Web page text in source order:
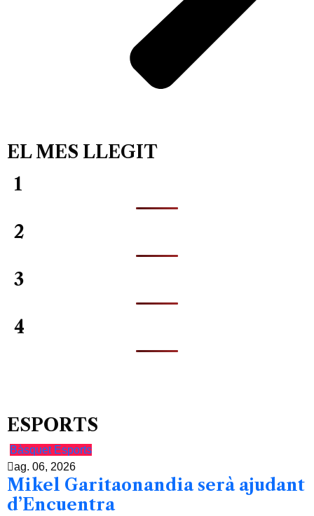
EL MES LLEGIT
1
2
3
4
ESPORTS
Bàsquet Esports
ag. 06, 2026
Mikel Garitaonandia serà ajudant
d’Encuentra